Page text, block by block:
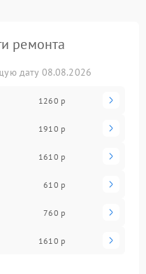
ремонта
дату 08.08.2026
1260 р
1910 р
1610 р
610 р
760 р
1610 р